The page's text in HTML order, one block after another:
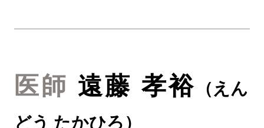
医師 遠藤 孝裕 （ えん
どう たかひろ ）